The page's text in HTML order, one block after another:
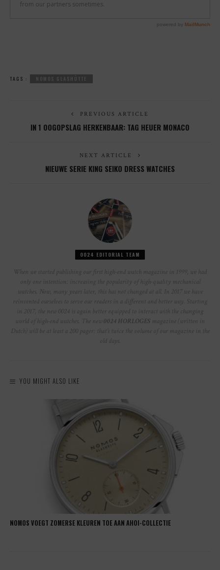
TAGS : NOMOS GLASHÜTTE
PREVIOUS ARTICLE
IN 1 OOGOPSLAG HERKENBAAR: TAG HEUER MONACO
NEXT ARTICLE
NIEUWE SERIE KING SEIKO DRESS WATCHES
0024 EDITORIAL TEAM
When we started publishing our first high-end watch magazine in 1999, we had
only one intention: increasing the popularity of high-quality mechanical
watches. Now, many years later, this has not changed at all. In 2017 we have
reinvented ourselves to serve our readers in a different and better way. Starting
in 2017, the new 0024 is again better equipped to interact with the changing
world of high-end watches. The new 0024 HORLOGES magazine (written in
Dutch) will be at least a 200 pager: that’s twice the volume of our magazine in the
old days.
YOU MIGHT ALSO LIKE
NOMOS VOEGT ZOMERSE KLEUREN TOE AAN AHOI-COLLECTIE